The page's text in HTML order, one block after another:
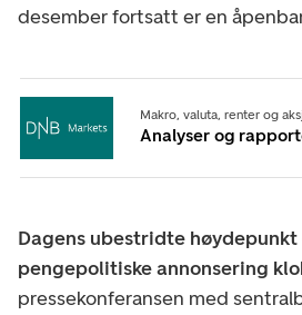
desember fortsatt er en
Makro, valuta, renter og
Analyser og
Dagens ubestridte høydepunkt
pengepolitiske annonsering
pressekonferansen med